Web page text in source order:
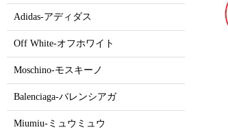
Adidas-アディダス
Off White-オフホワイト
Moschino-モスキーノ
Balenciaga-バレンシアガ
Miumiu-ミュウミュウ